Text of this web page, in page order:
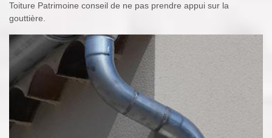
Toiture Patrimoine conseil de ne pas prendre appui sur la
gouttière.